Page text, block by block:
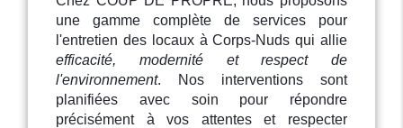
une gamme complète de services pour
l'entretien des locaux à Corps-Nuds qui allie
efficacité, modernité et respect de
l'environnement. Nos interventions sont
planifiées avec soin pour répondre
précisément à vos attentes et respecter